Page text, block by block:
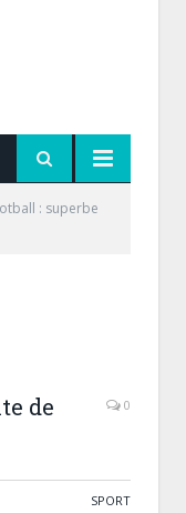
: superbe
de
0
SPORT